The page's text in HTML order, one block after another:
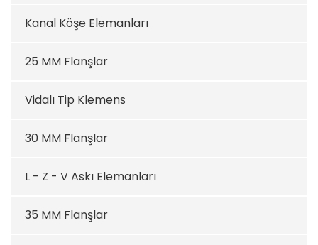
Kanal Köşe Elemanları
25 MM Flanşlar
Vidalı Tip Klemens
30 MM Flanşlar
L - Z - V Askı Elemanları
35 MM Flanşlar